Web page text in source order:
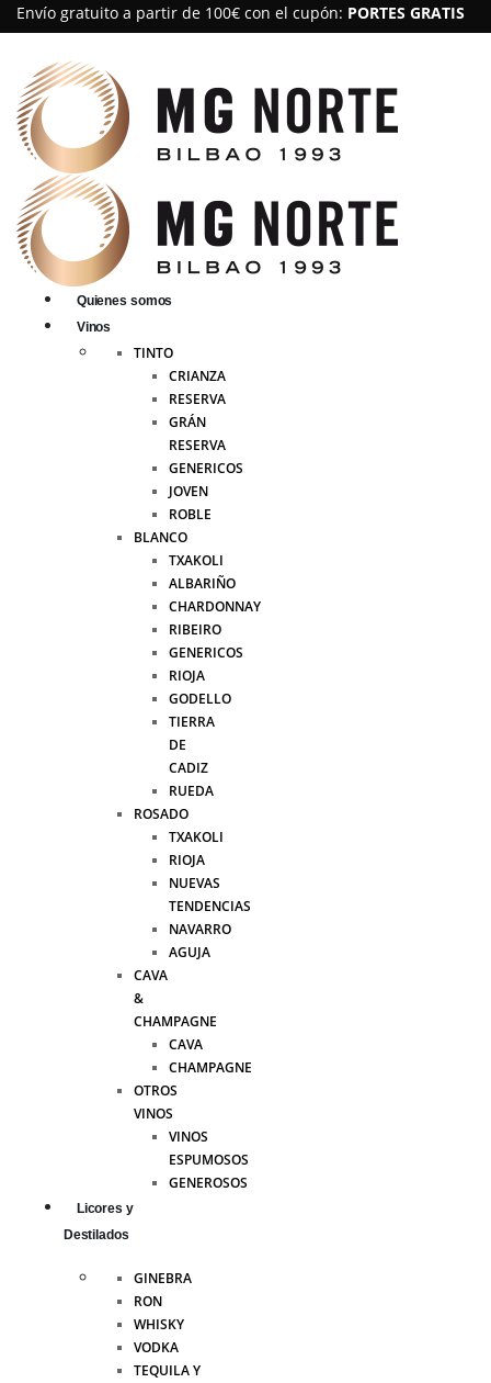
Envío gratuito a partir de 100€ con el cupón: PORTES GRATIS
Quienes somos
Vinos
TINTO
CRIANZA
RESERVA
GRÁN
RESERVA
GENERICOS
JOVEN
ROBLE
BLANCO
TXAKOLI
ALBARIÑO
CHARDONNAY
RIBEIRO
GENERICOS
RIOJA
GODELLO
TIERRA
DE
CADIZ
RUEDA
ROSADO
TXAKOLI
RIOJA
NUEVAS
TENDENCIAS
NAVARRO
AGUJA
CAVA
&
CHAMPAGNE
CAVA
CHAMPAGNE
OTROS
VINOS
VINOS
ESPUMOSOS
GENEROSOS
Licores y
Destilados
GINEBRA
RON
WHISKY
VODKA
TEQUILA Y